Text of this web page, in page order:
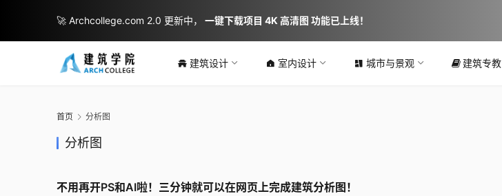
建筑设计 室内设计 城市与景观 建筑专教
首页 分析图
分析图
不用再开PS和AI啦！三分钟就可以在网页上完成建筑分析图！
🚀 Archcollege.com 2.0 更新中， 一键下载项目 4K 高清图 功能已上线！